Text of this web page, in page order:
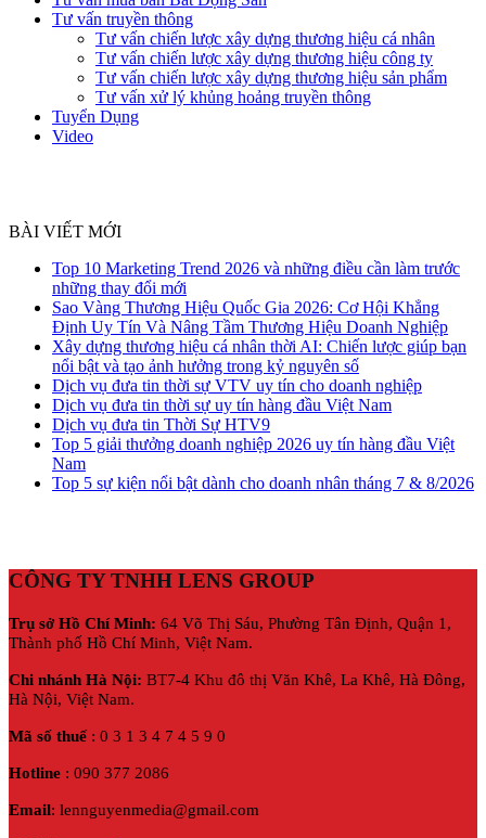
Tư vấn truyền thông
Tư vấn chiến lược xây dựng thương hiệu cá nhân
Tư vấn chiến lược xây dựng thương hiệu công ty
Tư vấn chiến lược xây dựng thương hiệu sản phẩm
Tư vấn xử lý khủng hoảng truyền thông
Tuyển Dụng
Video
BÀI VIẾT MỚI
Top 10 Marketing Trend 2026 và những điều cần làm trước
những thay đổi mới
Sao Vàng Thương Hiệu Quốc Gia 2026: Cơ Hội Khẳng
Định Uy Tín Và Nâng Tầm Thương Hiệu Doanh Nghiệp
Xây dựng thương hiệu cá nhân thời AI: Chiến lược giúp bạn
nổi bật và tạo ảnh hưởng trong kỷ nguyên số
Dịch vụ đưa tin thời sự VTV uy tín cho doanh nghiệp
Dịch vụ đưa tin thời sự uy tín hàng đầu Việt Nam
Dịch vụ đưa tin Thời Sự HTV9
Top 5 giải thưởng doanh nghiệp 2026 uy tín hàng đầu Việt
Nam
Top 5 sự kiện nổi bật dành cho doanh nhân tháng 7 & 8/2026
CÔNG TY TNHH LENS GROUP
Trụ sở Hồ Chí Minh: 64 Võ Thị Sáu, Phường Tân Định, Quận 1,
Thành phố Hồ Chí Minh, Việt Nam.
Chi nhánh Hà Nội: BT7-4 Khu đô thị Văn Khê, La Khê, Hà Đông,
Hà Nội, Việt Nam.
Mã số thuế: 0 3 1 3 4 7 4 5 9 0
Hotline : 090 377 2086
Email: lennguyenmedia@gmail.com